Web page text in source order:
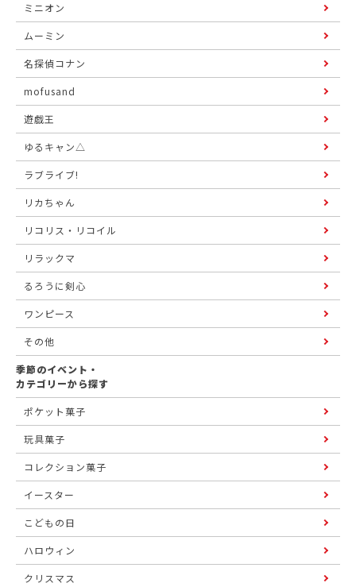
ミニオン
ムーミン
名探偵コナン
mofusand
遊戯王
ゆるキャン△
ラブライブ!
リカちゃん
リコリス・リコイル
リラックマ
るろうに剣心
ワンピース
その他
季節のイベント・
カテゴリーから探す
ポケット菓子
玩具菓子
コレクション菓子
イースター
こどもの日
ハロウィン
クリスマス